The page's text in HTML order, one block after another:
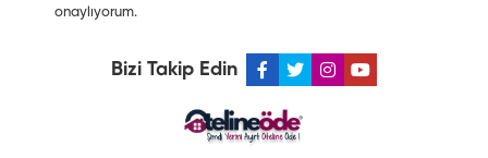
onaylıyorum.
Bizi Takip Edin